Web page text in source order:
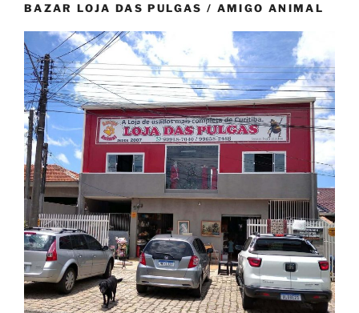
BAZAR LOJA DAS PULGAS / AMIGO ANIMAL